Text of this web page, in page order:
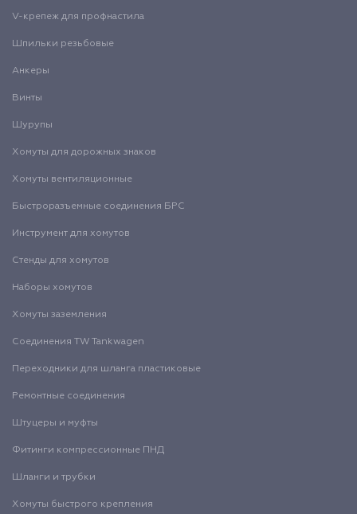
V-крепеж для профнастила
Шпильки резьбовые
Анкеры
Винты
Шурупы
Хомуты для дорожных знаков
Хомуты вентиляционные
Быстроразъемные соединения БРС
Инструмент для хомутов
Стенды для хомутов
Наборы хомутов
Хомуты заземления
Соединения TW Tankwagen
Переходники для шланга пластиковые
Ремонтные соединения
Штуцеры и муфты
Фитинги компрессионные ПНД
Шланги и трубки
Хомуты быстрого крепления